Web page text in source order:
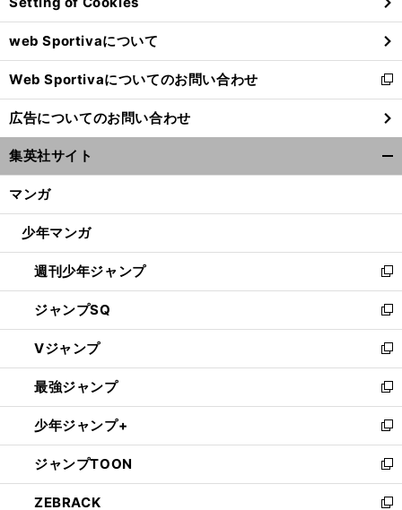
ド
ウ
で
開
く
web Sportivaについて
Web Sportivaについてのお問い合わせ
新
し
い
ウ
ィ
ン
ウ
開
く
広告についてのお問い合わせ
集英社サイト
マンガ
少年マンガ
週刊少年ジャンプ
新
し
い
ウ
ィ
ン
ド
ウ
で
開
く
ジャンプSQ
新
し
い
ウ
ィ
ン
ド
ウ
で
開
く
Vジャンプ
新
し
い
ウ
ィ
ン
ド
ウ
で
最強ジャンプ
新
し
い
ウ
ィ
ン
ド
少年ジャンプ+
新
し
い
ウ
ィ
ジャンプTOON
新
し
い
ZEBRACK
新